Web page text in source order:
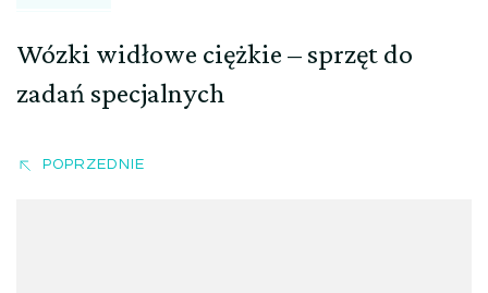
Wózki widłowe ciężkie – sprzęt do
zadań specjalnych
POPRZEDNIE